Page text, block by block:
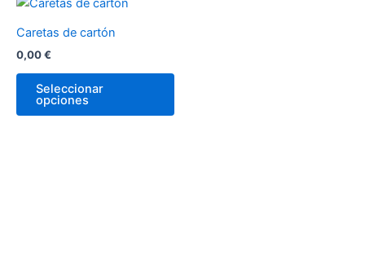
Caretas de cartón
0,00€
Seleccionar
opciones